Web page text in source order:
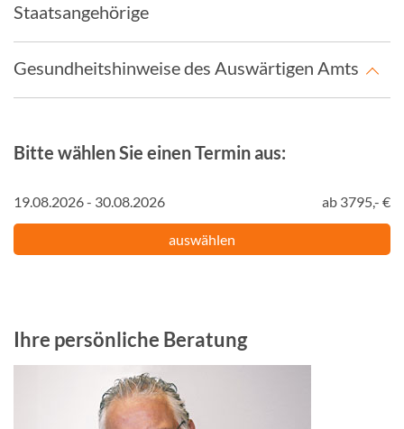
Staatsangehörige
Gesundheitshinweise des Auswärtigen Amts
Bitte wählen Sie einen Termin aus:
19.08.2026 - 30.08.2026 ab 3795,- €
auswählen
Ihre persönliche Beratung